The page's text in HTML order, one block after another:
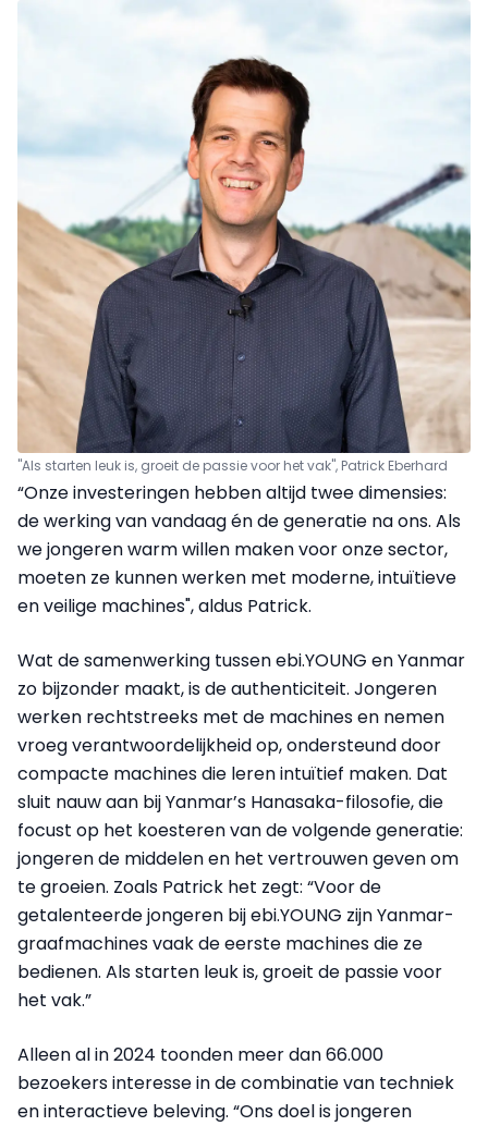
"Als starten leuk is, groeit de passie voor het vak", Patrick Eberhard
“Onze investeringen hebben altijd twee dimensies:
de werking van vandaag én de generatie na ons. Als
we jongeren warm willen maken voor onze sector,
moeten ze kunnen werken met moderne, intuïtieve
en veilige machines", aldus Patrick.
Wat de samenwerking tussen ebi.YOUNG en Yanmar
zo bijzonder maakt, is de authenticiteit. Jongeren
werken rechtstreeks met de machines en nemen
vroeg verantwoordelijkheid op, ondersteund door
compacte machines die leren intuïtief maken. Dat
sluit nauw aan bij Yanmar’s Hanasaka-filosofie, die
focust op het koesteren van de volgende generatie:
jongeren de middelen en het vertrouwen geven om
te groeien. Zoals Patrick het zegt: “Voor de
getalenteerde jongeren bij ebi.YOUNG zijn Yanmar-
graafmachines vaak de eerste machines die ze
bedienen. Als starten leuk is, groeit de passie voor
het vak.”
Alleen al in 2024 toonden meer dan 66.000
bezoekers interesse in de combinatie van techniek
en interactieve beleving. “Ons doel is jongeren